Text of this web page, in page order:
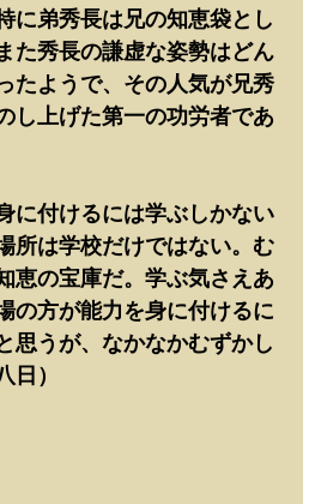
に弟秀長は兄の知恵袋とし
た秀長の謙虚な姿勢はどん
たようで、その人気が兄秀
し上げた第一の功労者であ
に付けるには学ぶしかない
所は学校だけではない。む
恵の宝庫だ。学ぶ気さえあ
の方が能力を身に付けるに
思うが、なかなかむずかし
日）